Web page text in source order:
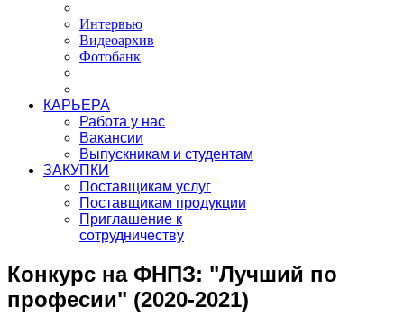
Интервью
Видеоархив
Фотобанк
КАРЬЕРА
Работа у нас
Вакансии
Выпускникам и студентам
ЗАКУПКИ
Поставщикам услуг
Поставщикам продукции
Приглашение к
сотрудничеству
Конкурс на ФНПЗ: "Лучший по
професии" (2020-2021)